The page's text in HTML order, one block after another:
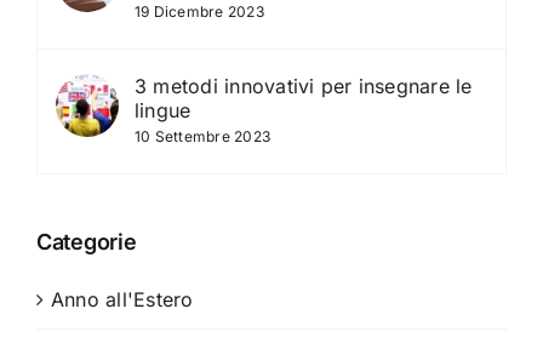
19 Dicembre 2023
3 metodi innovativi per insegnare le
lingue
10 Settembre 2023
Categorie
Anno all'Estero